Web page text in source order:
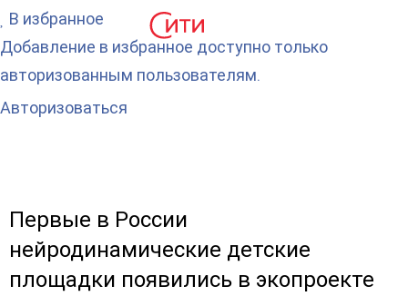
Первые в России
нейродинамические детские
площадки появились в экопроекте
В избранное
Добавление в избранное доступно только
авторизованным пользователям.
Авторизоваться